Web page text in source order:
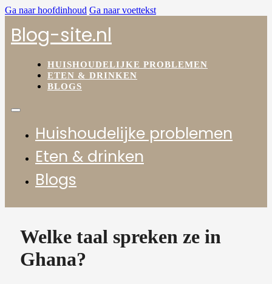
Ga naar hoofdinhoud Ga naar voettekst
Blog-site.nl
HUISHOUDELIJKE PROBLEMEN
ETEN & DRINKEN
BLOGS
Huishoudelijke problemen
Eten & drinken
Blogs
Welke taal spreken ze in
Ghana?